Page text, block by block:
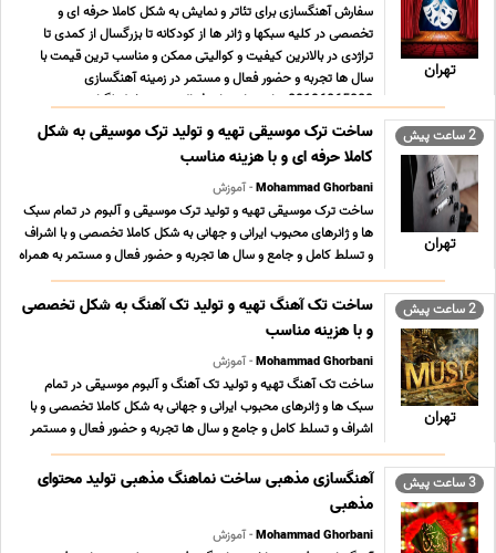
تهران
سفارش آهنگسازی برای تئاتر و نمایش به شکل کاملا حرفه ای و
تخصصی در کلیه سبکها و ژانر ها از کودکانه تا بزرگسال از کمدی تا
تراژدی در بالانرین کیفیت و کوالیتی ممکن و مناسب ترین قیمت با
سال ها تجربه و حضور فعال و مستمر در زمینه آهنگسازی
09196065003 پیام رسان های فعال همین خط تلگرام رو ... ...
2 ساعت پیش
تهران
ساخت ترک موسیقی تهیه و تولید ترک موسیقی به شکل
کاملا حرفه ای و با هزینه مناسب
Mohammad Ghorbani- آموزش
ساخت ترک موسیقی تهیه و تولید ترک موسیقی و آلبوم در تمام سبک
ها و ژانرهای محبوب ایرانی و جهانی به شکل کاملا تخصصی و با اشراف
و تسلط کامل و جامع و سال ها تجربه و حضور فعال و مستمر به همراه
نمونه کارهای قوی در سبکهای مختلف و تعرفه های بسیار مناسب ؛
استثنایی و حداقلی تولید محتوای فاخ ... ...
2 ساعت پیش
تهران
ساخت تک آهنگ تهیه و تولید تک آهنگ به شکل تخصصی
و با هزینه مناسب
Mohammad Ghorbani- آموزش
ساخت تک آهنگ تهیه و تولید تک آهنگ و آلبوم موسیقی در تمام
سبک ها و ژانرهای محبوب ایرانی و جهانی به شکل کاملا تخصصی و با
اشراف و تسلط کامل و جامع و سال ها تجربه و حضور فعال و مستمر
به همراه نمونه کارهای قوی در سبکهای مختلف و تعرفه های بسیار
مناسب ؛ استثنایی و حداقلی تولید محتوای فا ... ...
3 ساعت پیش
آهنگسازی مذهبی ساخت نماهنگ مذهبی تولید محتوای
مذهبی
Mohammad Ghorbani- آموزش